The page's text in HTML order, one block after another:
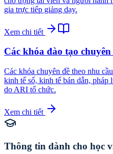
gia trực tiếp giảng dạy.
Xem chi tiết
Các khóa đào tạo chuyên
Các khóa chuyên đề theo nhu
kinh tế số, kinh tế bán dẫn,
do ARI tổ chức.
Xem chi tiết
Thông tin dành cho học